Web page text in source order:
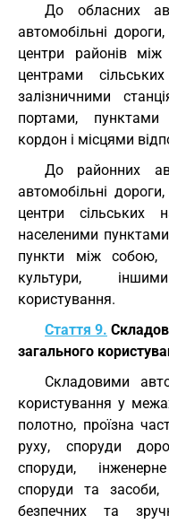
До обласних
автомобільні
центри районів
центрами
залізничними
портами,
кордон і місцями
До районних
автомобільні
центри сільських
населеними
пункти між собою,
культури,
користування.
Стаття 9.
загального
Складовими
користування у
полотно, проїзна
руху, споруди
споруди,
споруди та засоби,
безпечних та